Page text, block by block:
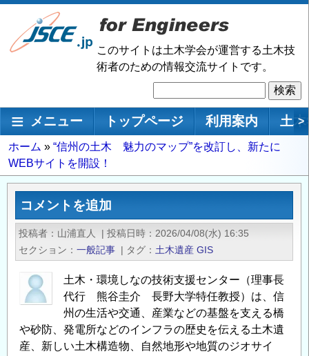
メ
ン
移
動
このサイトは土木学会が運営する土木技
術者のための情報交流サイトです。
索
メインナビゲーション
メニュー トップページ 利用案内 土 >
パ
ン
く
ホーム
“信州の土木 魅力のマップ”を改訂し、新たに
WEBサイトを開設！
コメントを追加
投稿者 山浦直人 | 投稿日時
2026/04/08(水) 16:35
セクション
一般記事 | タグ 土木遺産 GIS
土木・環境しなの技術支援センター（理事長
代行 熊谷圭介 長野大学特任教授）は、信
州の生活や交通、産業などの基盤を支える橋
や砂防、発電所などのインフラの歴史を伝える土木遺
産、新しい土木構造物、自然地形や地質のジオサイ